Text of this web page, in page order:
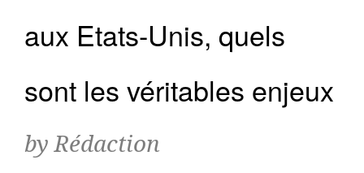
aux Etats-Unis, quels
sont les véritables enjeux
by Rédaction